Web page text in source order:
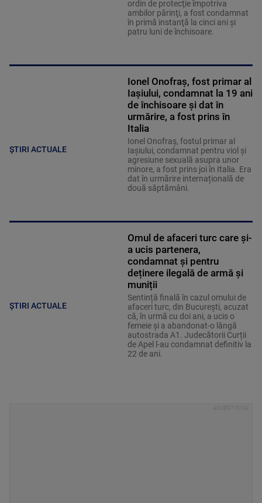
ordin de protecţie împotriva
ambilor părinţi, a fost condamnat
în primă instanţă la cinci ani şi
patru luni de închisoare.
ȘTIRI ACTUALE
Ionel Onofraș, fost primar al
Iașiului, condamnat la 19 ani
de închisoare și dat în
urmărire, a fost prins în
Italia
Ionel Onofraș, fostul primar al
Iașiului, condamnat pentru viol și
agresiune sexuală asupra unor
minore, a fost prins joi în Italia. Era
dat în urmărire internațională de
două săptămâni.
ȘTIRI ACTUALE
Omul de afaceri turc care și-
a ucis partenera,
condamnat și pentru
deținere ilegală de armă și
muniții
Sentință finală în cazul omului de
afaceri turc, din București, acuzat
că, în urmă cu doi ani, a ucis o
femeie și a abandonat-o lângă
autostrada A1. Judecătorii Curții
de Apel l-au condamnat definitiv la
22 de ani.